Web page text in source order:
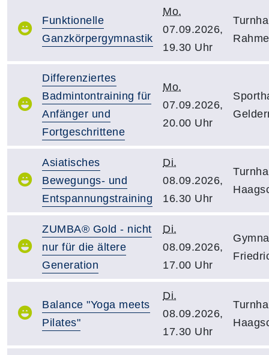
Funktionelle
Ganzkörpergymnastik
Mo.
07.09.2026,
19.30 Uhr
Differenziertes
Badmintontraining für
Anfänger und
Fortgeschrittene
Mo.
07.09.2026,
20.00 Uhr
Asiatisches
Bewegungs- und
Entspannungstraining
Di.
08.09.2026,
16.30 Uhr
ZUMBA® Gold - nicht
nur für die ältere
Generation
Di.
08.09.2026,
17.00 Uhr
Balance "Yoga meets
Pilates"
Di.
08.09.2026,
17.30 Uhr